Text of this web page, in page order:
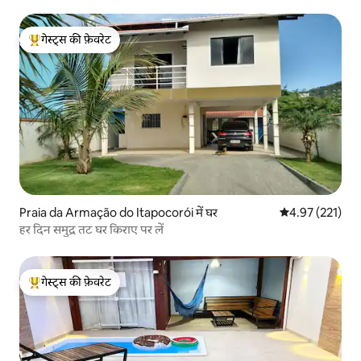
गेस्ट्स का टॉप फ़ेवरेट
गेस्ट्स की फ़ेवरेट
Praia da Armação do Itapocorói में घर औसत रेटिंग 5 में से
4.97 (221)
हर दिन समुद्र तट घर किराए पर लें
गेस्ट्स का टॉप फ़ेवरेट
गेस्ट्स की फ़ेवरेट